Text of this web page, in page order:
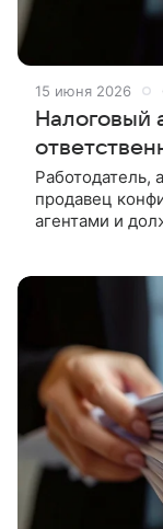
15 июня 2026
Налоговый
Работодатель,
продавец
агентами и